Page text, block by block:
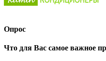
Опрос
Что для Вас самое важное